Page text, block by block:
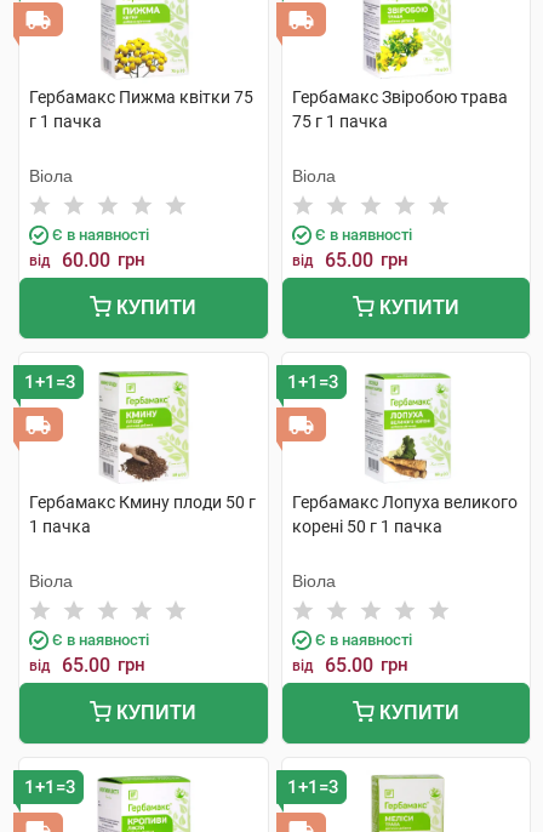
Гербамакс Пижма квітки 75
г 1 пачка
Віола
Є в наявності
від 60.00 грн
КУПИТИ
Гербамакс Звіробою трава
75 г 1 пачка
Віола
Є в наявності
від 65.00 грн
КУПИТИ
1+1=3
Гербамакс Кмину плоди 50 г
1 пачка
Віола
Є в наявності
від 65.00 грн
КУПИТИ
1+1=3
Гербамакс Лопуха великого
корені 50 г 1 пачка
Віола
Є в наявності
від 65.00 грн
КУПИТИ
1+1=3 1+1=3